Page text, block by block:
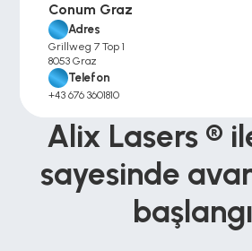
Conum Graz
Adres
Grillweg 7 Top 1
8053 Graz
Telefon
+43 676 3601810
Alix Lasers ®
sayesinde